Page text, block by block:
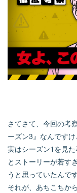
さてさて、今回の考
ーズン3』なんです
実はシーズン1を見
とストーリーが若す
うと思っていたんです
それが、あちこちか